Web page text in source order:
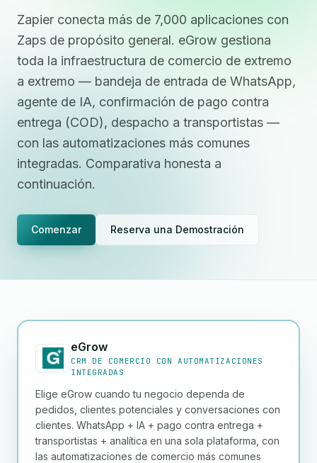
Zapier conecta más de 7,000 aplicaciones con
Zaps de propósito general. eGrow gestiona
toda la infraestructura de comercio de extremo
a extremo — bandeja de entrada de WhatsApp,
agente de IA, confirmación de pago contra
entrega (COD), despacho a transportistas —
con las automatizaciones más comunes
integradas. Comparativa honesta a
continuación.
Comenzar Reserva una Demostración
eGrow
CRM DE COMERCIO CON AUTOMATIZACIONES
INTEGRADAS
Elige eGrow cuando tu negocio dependa de
pedidos, clientes potenciales y conversaciones con
clientes. WhatsApp + IA + pago contra entrega +
transportistas + analítica en una sola plataforma, con
las automatizaciones de comercio más comunes